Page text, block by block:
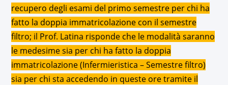
recupero degli esami del primo semestre per chi ha
fatto la doppia immatricolazione con il semestre
filtro; il Prof. Latina risponde che le modalità saranno
le medesime sia per chi ha fatto la doppia
immatricolazione (Infermieristica – Semestre filtro)
sia per chi sta accedendo in queste ore tramite il